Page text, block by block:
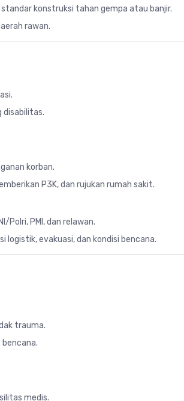
konstruksi tahan gempa atau banjir.
rawan.
disabilitas.
korban.
P3K, dan rujukan rumah sakit.
Polri, PMI, dan relawan.
logistik, evakuasi, dan kondisi bencana.
trauma.
medis.